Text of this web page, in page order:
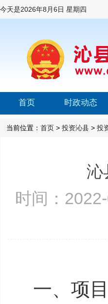
今天是2026年8月6日 星期四
首页 时政动态
当前位置： 首页 > 投资沁县 > 投
沁
时间：
一、项